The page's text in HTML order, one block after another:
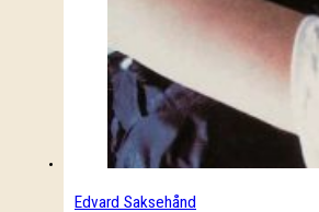
Edvard Saksehånd